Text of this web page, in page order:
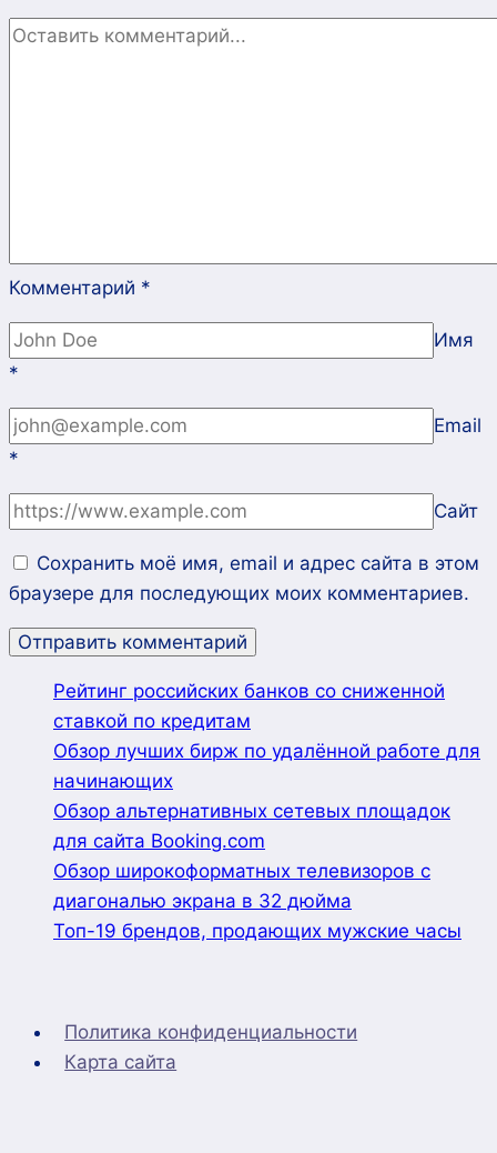
Комментарий *
Имя
*
Email
*
Сайт
Сохранить моё имя, email и адрес сайта в этом
браузере для последующих моих комментариев.
Рейтинг российских банков со сниженной
ставкой по кредитам
Обзор лучших бирж по удалённой работе для
начинающих
Обзор альтернативных сетевых площадок
для сайта Booking.com
Обзор широкоформатных телевизоров с
диагональю экрана в 32 дюйма
Топ-19 брендов, продающих мужские часы
Политика конфиденциальности
Карта сайта